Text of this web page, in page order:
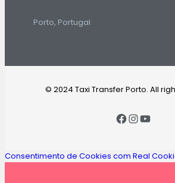
Porto, Portugal
© 2024 Taxi Transfer Porto. All
Consentimento de Cookies com Real